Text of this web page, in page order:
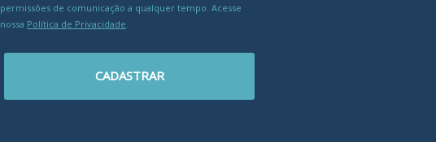
permissões de comunicação a qualquer tempo. Acesse
nossa Política de Privacidade
CADASTRAR